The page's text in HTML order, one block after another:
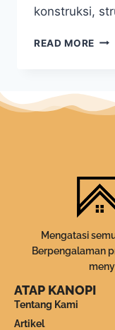
konstruksi,
READ MORE
Mengatasi
Berpengalaman
ATAP KANOPI
Tentang Kami
Artikel